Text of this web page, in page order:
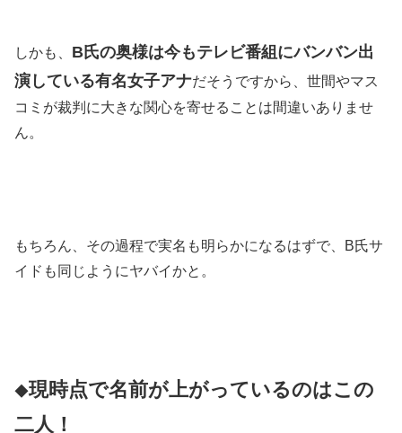
しかも、 B氏の奥様は今もテレビ番組にバンバン出
演している有名女子アナだそうですから、世間やマス
コミが裁判に大きな関心を寄せることは間違いありませ
ん。
もちろん、その過程で実名も明らかになるはずで、B氏サ
イドも同じようにヤバイかと。
◆現時点で名前が上がっているのはこの
二人！